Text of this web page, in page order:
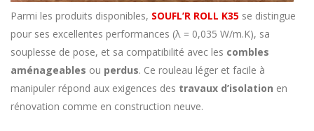
Parmi les produits disponibles, SOUFL’R ROLL K35 se distingue
pour ses excellentes performances (λ = 0,035 W/m.K), sa
souplesse de pose, et sa compatibilité avec les combles
aménageables ou perdus. Ce rouleau léger et facile à
manipuler répond aux exigences des travaux d’isolation en
rénovation comme en construction neuve.